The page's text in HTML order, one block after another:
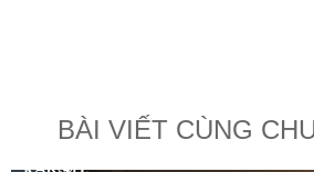
BÀI VIẾT CÙNG